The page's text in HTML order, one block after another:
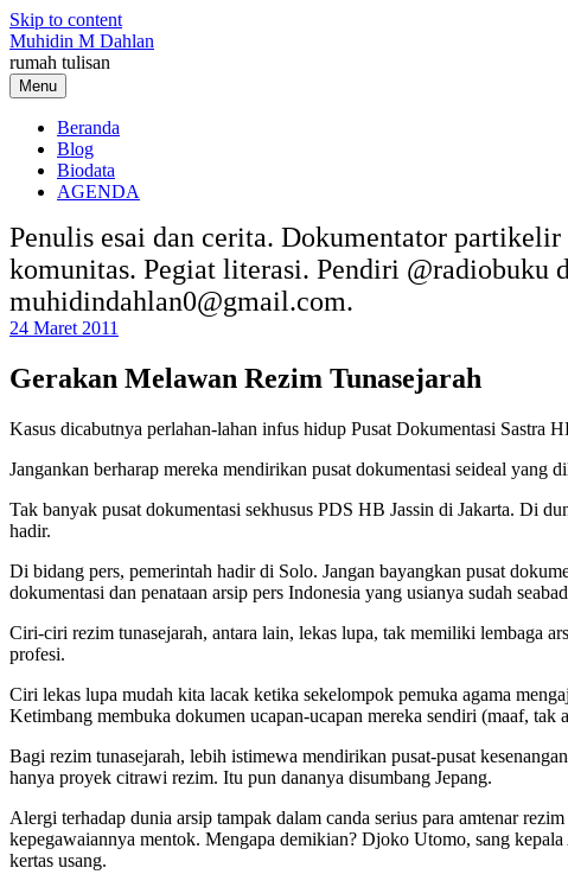
Skip to content
Muhidin M Dahlan
rumah tulisan
Menu
Beranda
Blog
Biodata
AGENDA
Penulis esai dan cerita. Dokumentator
komunitas. Pegiat literasi. Pendiri @radiobuku
muhidindahlan0@gmail.com.
24 Maret 2011
Gerakan Melawan Rezim Tunasejarah
Kasus dicabutnya perlahan-lahan infus hidup Pusat Dokumentasi Sastra
Jangankan berharap mereka mendirikan pusat dokumentasi seideal yang
Tak banyak pusat dokumentasi sekhusus PDS HB Jassin di Jakarta. Di
hadir.
Di bidang pers, pemerintah hadir di Solo. Jangan bayangkan pusat
dokumentasi dan penataan arsip pers Indonesia yang usianya sudah
Ciri-ciri rezim tunasejarah, antara lain, lekas lupa, tak memiliki lembaga
profesi.
Ciri lekas lupa mudah kita lacak ketika sekelompok pemuka agama
Ketimbang membuka dokumen ucapan-ucapan mereka sendiri (maaf,
Bagi rezim tunasejarah, lebih istimewa mendirikan pusat-pusat
hanya proyek citrawi rezim. Itu pun dananya disumbang Jepang.
Alergi terhadap dunia arsip tampak dalam canda serius para amtenar
kepegawaiannya mentok. Mengapa demikian? Djoko Utomo, sang
kertas usang.